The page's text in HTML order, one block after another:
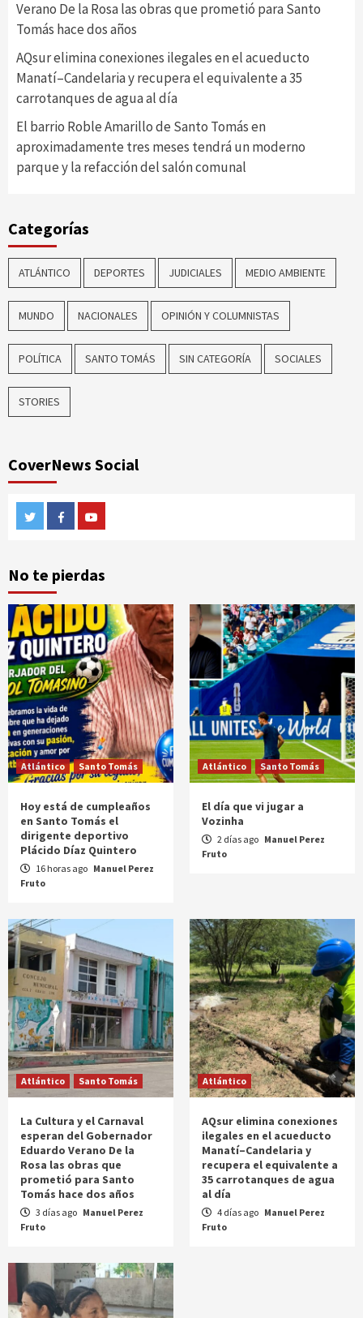
Verano De la Rosa las obras que prometió para Santo
Tomás hace dos años
AQsur elimina conexiones ilegales en el acueducto
Manatí–Candelaria y recupera el equivalente a 35
carrotanques de agua al día
El barrio Roble Amarillo de Santo Tomás en
aproximadamente tres meses tendrá un moderno
parque y la refacción del salón comunal
Categorías
ATLÁNTICO DEPORTES JUDICIALES MEDIO AMBIENTE
MUNDO NACIONALES OPINIÓN Y COLUMNISTAS
POLÍTICA SANTO TOMÁS SIN CATEGORÍA SOCIALES
STORIES
CoverNews Social
TwitterFacebook
No te pierdas
Atlántico Santo Tomás
Hoy está de cumpleaños
en Santo Tomás el
dirigente deportivo
Plácido Díaz Quintero
16 horas ago Manuel Perez
Fruto
Atlántico Santo Tomás
El día que vi jugar a
Vozinha
2 días ago Manuel Perez
Fruto
Atlántico Santo Tomás
La Cultura y el Carnaval
esperan del Gobernador
Eduardo Verano De la
Rosa las obras que
prometió para Santo
Tomás hace dos años
3 días ago Manuel Perez
Fruto
Atlántico
AQsur elimina conexiones
ilegales en el acueducto
Manatí–Candelaria y
recupera el equivalente a
35 carrotanques de agua
al día
4 días ago Manuel Perez
Fruto